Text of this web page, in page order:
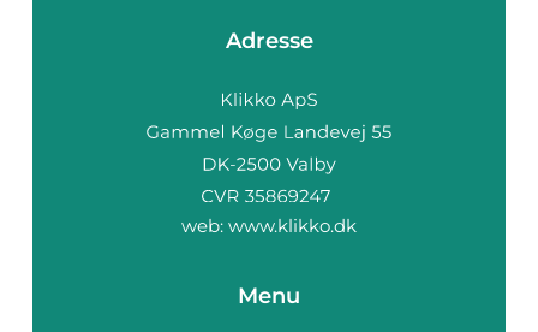
Adresse
web: www.klikko.dk
Menu